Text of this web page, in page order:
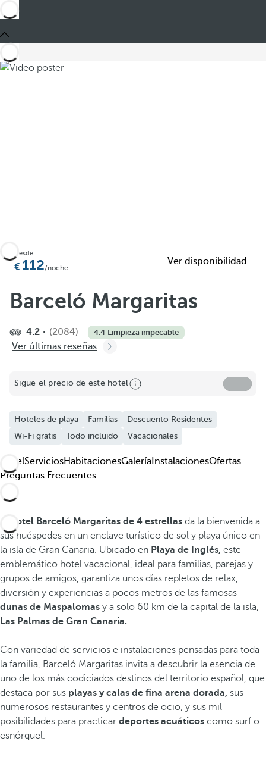
Añadir a favoritos
Ver más fotos y vídeos
Desde
112/noche
Ver disponibilidad
Barceló Margaritas
4.2 (2084) 4.4·Limpieza impecable
Ver últimas reseñas
Sigue el precio de este hotel
Hoteles de playa Familias
Descuento Residentes
Wi-Fi gratis
Todo incluido Vacacionales
HotelServiciosHabitacionesGalería InstalacionesOfertas
Preguntas Frecuentes
hotel Barceló Margaritas de 4 estrellas da la bienvenida a
sus huéspedes en un enclave turístico de sol y playa único en
la isla de Gran Canaria. Ubicado en Playa de Inglés, este
emblemático hotel vacacional, ideal para familias, parejas y
grupos de amigos, garantiza unos días repletos de relax,
diversión y experiencias a pocos metros de las famosas
dunas de Maspalomas y a solo 60 km de la capital de la isla,
Las Palmas de Gran Canaria.
Con variedad de servicios e instalaciones pensadas para toda
la familia, Barceló Margaritas invita a descubrir la esencia de
uno de los más codiciados destinos del territorio español, que
destaca por sus playas y calas de fina arena dorada, sus
numerosos restaurantes y centros de ocio, y sus mil
posibilidades para practicar deportes acuáticos como surf o
esnórquel.